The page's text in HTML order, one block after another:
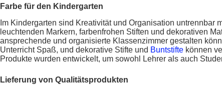
Farbe für den Kindergarten
Im Kindergarten sind Kreativität und Organisation
leuchtenden Markern, farbenfrohen Stiften und dekorativen
ansprechende und organisierte Klassenzimmer gestalten
Unterricht Spaß, und dekorative Stifte und Buntstifte können
Produkte wurden entwickelt, um sowohl Lehrer als auch
Lieferung von Qualitätsprodukten